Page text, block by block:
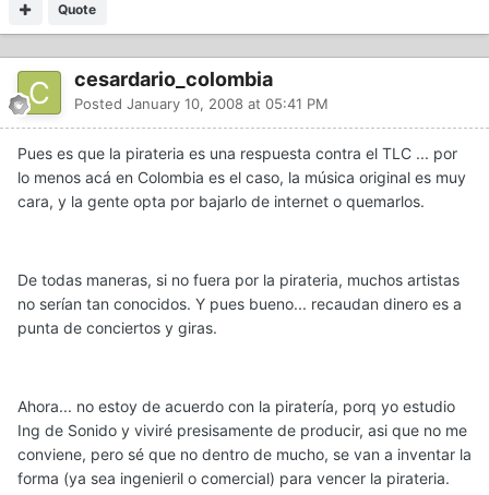
Quote
cesardario_colombia
Posted January 10, 2008 at 05:41 PM
Pues es que la pirateria es una respuesta contra el TLC ... por
lo menos acá en Colombia es el caso, la música original es muy
cara, y la gente opta por bajarlo de internet o quemarlos.
De todas maneras, si no fuera por la pirateria, muchos artistas
no serían tan conocidos. Y pues bueno... recaudan dinero es a
punta de conciertos y giras.
Ahora... no estoy de acuerdo con la piratería, porq yo estudio
Ing de Sonido y viviré presisamente de producir, asi que no me
conviene, pero sé que no dentro de mucho, se van a inventar la
forma (ya sea ingenieril o comercial) para vencer la pirateria.